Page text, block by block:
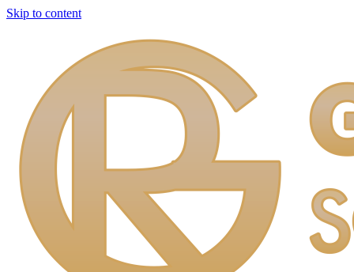
Skip to content